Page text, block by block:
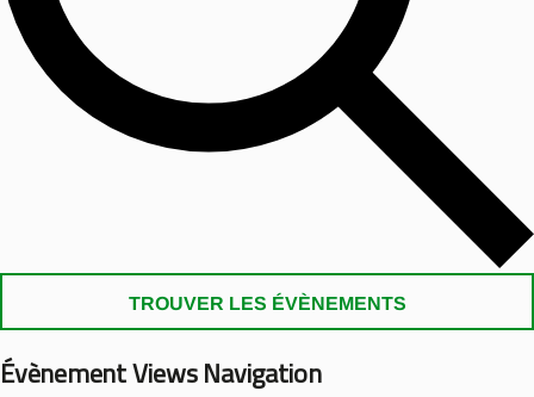
TROUVER LES ÉVÈNEMENTS
Évènement Views Navigation